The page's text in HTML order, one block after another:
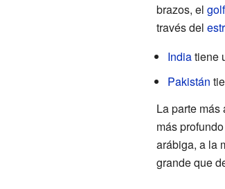
brazos, el
través del
Indiatiene
Pakistán
La parte
más
arábiga, a la
grande que